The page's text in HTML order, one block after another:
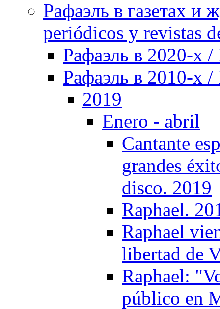
Рафаэль в газетах и
periódicos y revistas
Рафаэль в 2020-х /
Рафаэль в 2010-х /
2019
Enero - abril
Cantante
grandes
disco. 2019
Raphael.
Raphael
libertad de
Raphael:
público en